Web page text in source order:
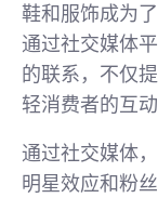
鞋和服饰成为
通过社交媒体
的联系，不仅
轻消费者的互动
通过社交媒体
明星效应和粉